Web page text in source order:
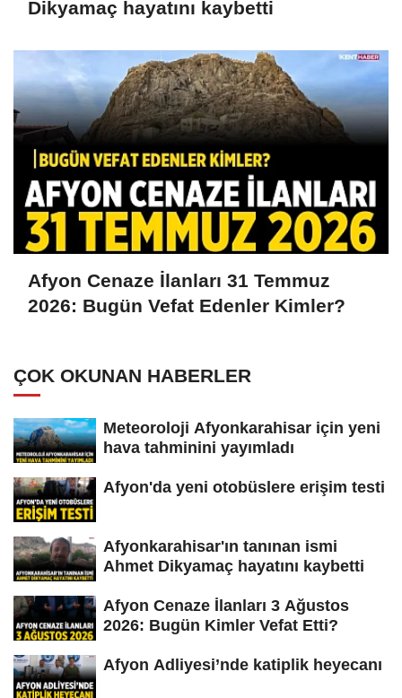
Dikyamaç hayatını kaybetti
Afyon Cenaze İlanları 31 Temmuz
2026: Bugün Vefat Edenler Kimler?
ÇOK OKUNAN HABERLER
Meteoroloji Afyonkarahisar için yeni
hava tahminini yayımladı
Afyon'da yeni otobüslere erişim testi
Afyonkarahisar'ın tanınan ismi
Ahmet Dikyamaç hayatını kaybetti
Afyon Cenaze İlanları 3 Ağustos
2026: Bugün Kimler Vefat Etti?
Afyon Adliyesi’nde katiplik heyecanı